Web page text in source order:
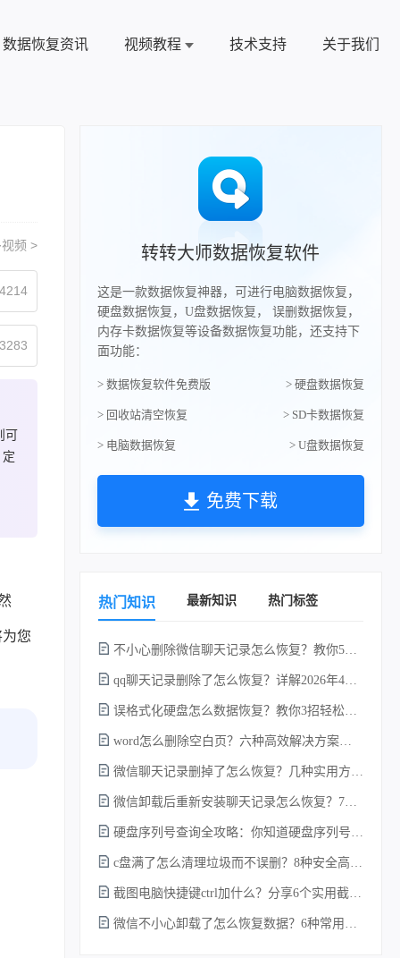
数据恢复资讯 视频教程 技术支持 关于我们
频 >
可
您
转转大师数据恢复软件
这是一款数据恢复神器，可进行电脑数据恢复，
硬盘数据恢复，U盘数据恢复， 误删数据恢复，
内存卡数据恢复等设备数据恢复功能，还支持下
面功能：
> 数据恢复软件免费版 > 硬盘数据恢复
> 回收站清空恢复 > SD卡数据恢复
> 电脑数据恢复 > U盘数据恢复
免费下载
热门知识 最新知识 热门标签
不小心删除微信聊天记录怎么恢复？教你5种简单找回的方法！
qq聊天记录删除了怎么恢复？详解2026年4种常用有效的方法（支持.db数据库提取）
误格式化硬盘怎么数据恢复？教你3招轻松恢复！
word怎么删除空白页？六种高效解决方案（2026年最新实操指南）！
微信聊天记录删掉了怎么恢复？几种实用方法详解！
微信卸载后重新安装聊天记录怎么恢复？7种实测有效的恢复方案详解！
硬盘序列号查询全攻略：你知道硬盘序列号怎么查吗？
c盘满了怎么清理垃圾而不误删？8种安全高效的方法详解+误删恢复指南！
截图电脑快捷键ctrl加什么？分享6个实用截图方法！
微信不小心卸载了怎么恢复数据？6种常用方法详解！